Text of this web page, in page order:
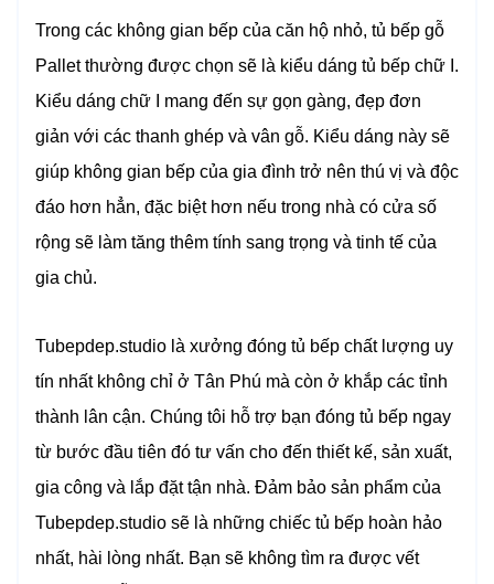
Trong các không gian bếp của căn hộ nhỏ, tủ bếp gỗ
Pallet thường được chọn sẽ là kiểu dáng tủ bếp chữ I.
Kiểu dáng chữ I mang đến sự gọn gàng, đẹp đơn
giản với các thanh ghép và vân gỗ. Kiểu dáng này sẽ
giúp không gian bếp của gia đình trở nên thú vị và độc
đáo hơn hẳn, đặc biệt hơn nếu trong nhà có cửa số
rộng sẽ làm tăng thêm tính sang trọng và tinh tế của
gia chủ.
Tubepdep.studio là xưởng đóng tủ bếp chất lượng uy
tín nhất không chỉ ở Tân Phú mà còn ở khắp các tỉnh
thành lân cận. Chúng tôi hỗ trợ bạn đóng tủ bếp ngay
từ bước đầu tiên đó tư vấn cho đến thiết kế, sản xuất,
gia công và lắp đặt tận nhà. Đảm bảo sản phẩm của
Tubepdep.studio sẽ là những chiếc tủ bếp hoàn hảo
nhất, hài lòng nhất. Bạn sẽ không tìm ra được vết